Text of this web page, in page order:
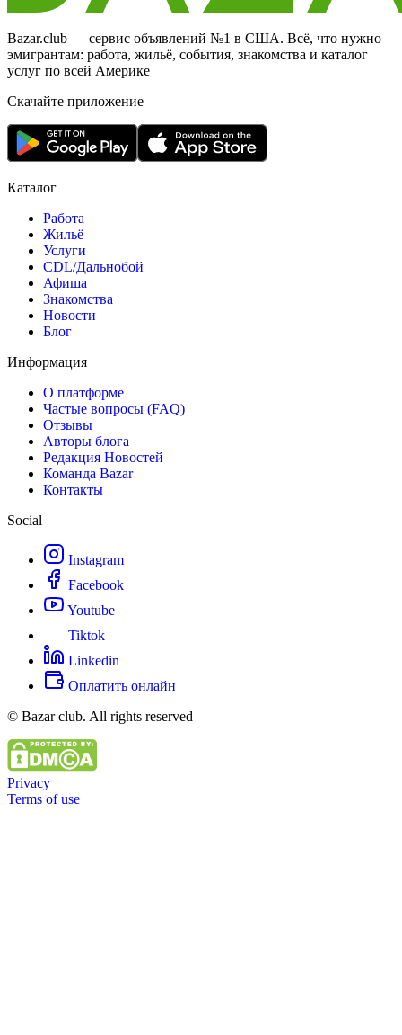
Bazar.club — сервис объявлений №1 в США. Всё, что нужно
эмигрантам: работа, жильё, события, знакомства и каталог
услуг по всей Америке
Скачайте приложение
Каталог
Работа
Жильё
Услуги
CDL/Дальнобой
Афиша
Знакомства
Новости
Блог
Информация
О платформе
Частые вопросы (FAQ)
Отзывы
Авторы блога
Редакция Новостей
Команда Bazar
Контакты
Social
Instagram
Facebook
Youtube
Tiktok
Linkedin
Оплатить онлайн
© Bazar club. All rights reserved
Privacy
Terms of use